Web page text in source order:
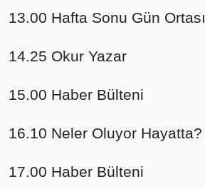
13.00 Hafta Sonu Gün Ortası
14.25 Okur Yazar
15.00 Haber Bülteni
16.10 Neler Oluyor Hayatta?
17.00 Haber Bülteni